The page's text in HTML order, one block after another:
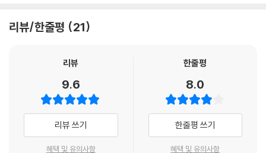
퀘어 가든 농구장을 비난하는 거나 마찬가지라고요. 어떤 면에서는 사람들
“추정컨대 인류의 약 3분의 1이 실제로 몰살된 팬데믹이 역사상 두 차례
있었습니다. 그중 하나가 로마 제국 시대의 유스티니아누스 페스트고, 다
른 하나는 물론 14세기 중반의 흑사병이었습니다. 대참사 정도까지는 가
지 않았어도 정말 정말 거대한 대규모 팬데믹이 몇 번 더 있었습니다. 그중
가장 최근이 100년 전 1918~1919년의 유행성 독감이었지요. 그때 세계
“실리콘밸리가 가장 두려워하는 동시에 선호하는 저널리스트”인 카라 스
위셔, 빌 게이츠 선정 ‘올해의 책’인 『인간의 품격』을 쓴 데이비드 브룩스,
역사로 유명한 중국 문제 전문가 빅터 가오가 참여했다. 대담자들은 미국,
영국, 캐나다, 중국 등 4개국 출신으로, 정치·경제· 역사등 각 분야 전문가
인 동시에 중국인 빅터 가오를 제외하면 트위터로 매우 활발히 대중과 소
통하는 명사들이다. 특히 카라 스위셔는 143만 명, 파리드 자카리아 102
만 명에 달하는 등 대담자 8명의 팔로워 수를 합하면 490만 명에 달한다.
코로나 시대는 축구다
리뷰/한줄평 21
리뷰
9.6
리뷰 쓰기
혜택 및 유의사항
한줄평
8.0
한줄평 쓰기
혜택 및 유의사항